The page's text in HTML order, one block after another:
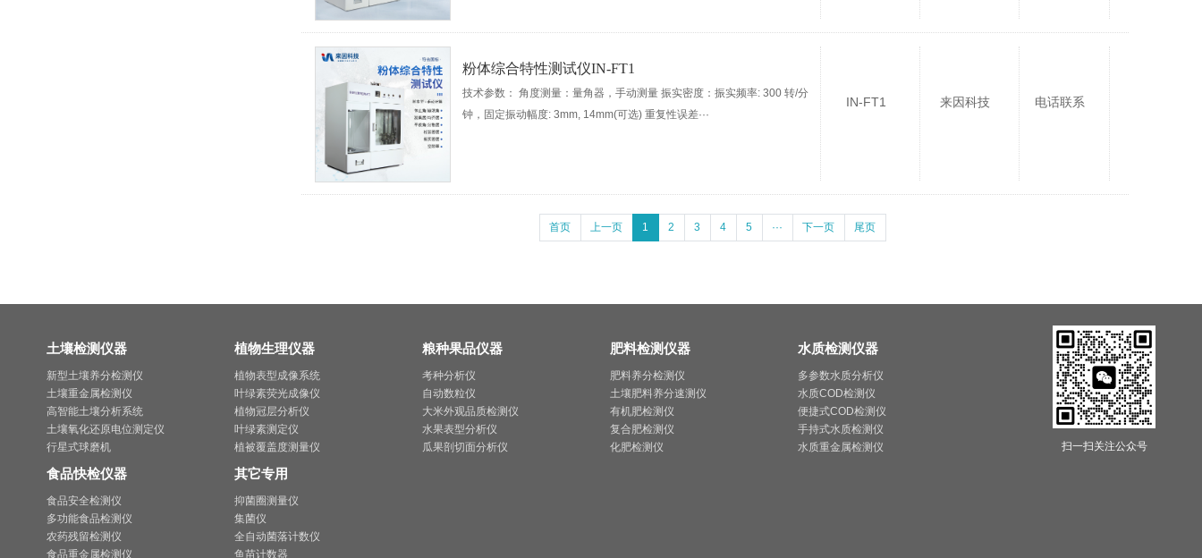
粉体综合特性测试仪IN-FT1
技术参数： 角度测量：量角器，手动测量 振实密度：振实频率: 300 转/分
钟，固定振动幅度: 3mm, 14mm(可选) 重复性误差···
IN-FT1 来因科技 电话联系
首页 上一页 1 2 3 4 5 ··· 下一页 尾页
土壤检测仪器
新型土壤养分检测仪
土壤重金属检测仪
高智能土壤分析系统
土壤氧化还原电位测定仪
行星式球磨机
植物生理仪器
植物表型成像系统
叶绿素荧光成像仪
植物冠层分析仪
叶绿素测定仪
植被覆盖度测量仪
粮种果品仪器
考种分析仪
自动数粒仪
大米外观品质检测仪
水果表型分析仪
瓜果剖切面分析仪
肥料检测仪器
肥料养分检测仪
土壤肥料养分速测仪
有机肥检测仪
复合肥检测仪
化肥检测仪
水质检测仪器
多参数水质分析仪
水质COD检测仪
便捷式COD检测仪
手持式水质检测仪
水质重金属检测仪
食品快检仪器
食品安全检测仪
多功能食品检测仪
农药残留检测仪
食品重金属检测仪
其它专用
抑菌圈测量仪
集菌仪
全自动菌落计数仪
鱼苗计数器
扫一扫关注公众号